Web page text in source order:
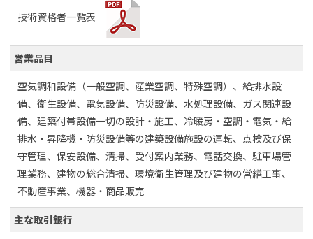
技術資格者一覧表
営業品目
空気調和設備（一般空調、産業空調、特殊空調）、給排水設
備、衛生設備、電気設備、防災設備、水処理設備、ガス関連設
備、建築付帯設備一切の設計・施工、冷暖房・空調・電気・給
排水・昇降機・防災設備等の建築設備施設の運転、点検及び保
守管理、保安設備、清掃、受付案内業務、電話交換、駐車場管
理業務、建物の総合清掃、環境衛生管理及び建物の営繕工事、
不動産事業、機器・商品販売
主な取引銀行